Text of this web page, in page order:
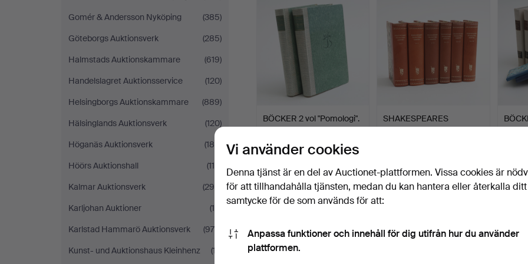
Gomér & Andersson Nyköping
(385)
Göteborgs Auktionsverk
(285)
Halmstads Auktionskammare
(619)
Handelslagret Auktionsservice
(120)
Helsingborgs Auktionskammare
(889)
Hälsinglands Auktionsverk
(120)
Höganäs Auktionsverk
(180)
Höörs Auktionshall
(114)
Kalmar Auktionsverk
(295)
Karljohan Auktioner
(10)
Karlstad Hammarö Auktionsverk
(979)
Kunst- und Auktionshaus Kleinhenz
(17)
BÖCKER 2 vol "Pomologi".
11 bud
85 USD
SHAKESPEARES
DRAMATISKA ARBETEN,
43 USD 1 406
Vi använder cookies
Denna tjänst är en del av Auctionet-plattformen. Vissa cookies är
för att tillhandahålla tjänsten, medan du kan hantera eller återkalla ditt
samtycke för de som används för att:
Anpassa funktioner och innehåll för dig utifrån hur du använder
plattformen.